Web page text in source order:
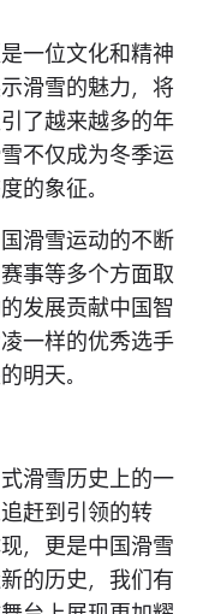
一位文化和精神
滑雪的魅力，将
了越来越多的年
不仅成为冬季运
的象征。
滑雪运动的不断
事等多个方面取
发展贡献中国智
一样的优秀选手
明天。
滑雪历史上的一
赶到引领的转
，更是中国滑雪
的历史，我们有